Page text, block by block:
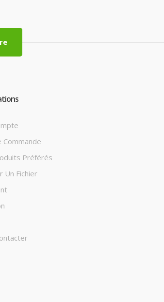
Commande
Préférés
Un Fichier